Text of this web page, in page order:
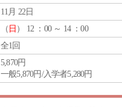
11月 22日
（ 日 ） 12 ：00 ～ 14 ：00
全1回
5,870円
一般5,870円/入学者5,280円